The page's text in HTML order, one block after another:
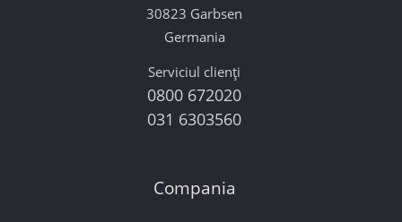
30823 Garbsen
Germania
Serviciul clienți
0800 672020
031 6303560
Compania